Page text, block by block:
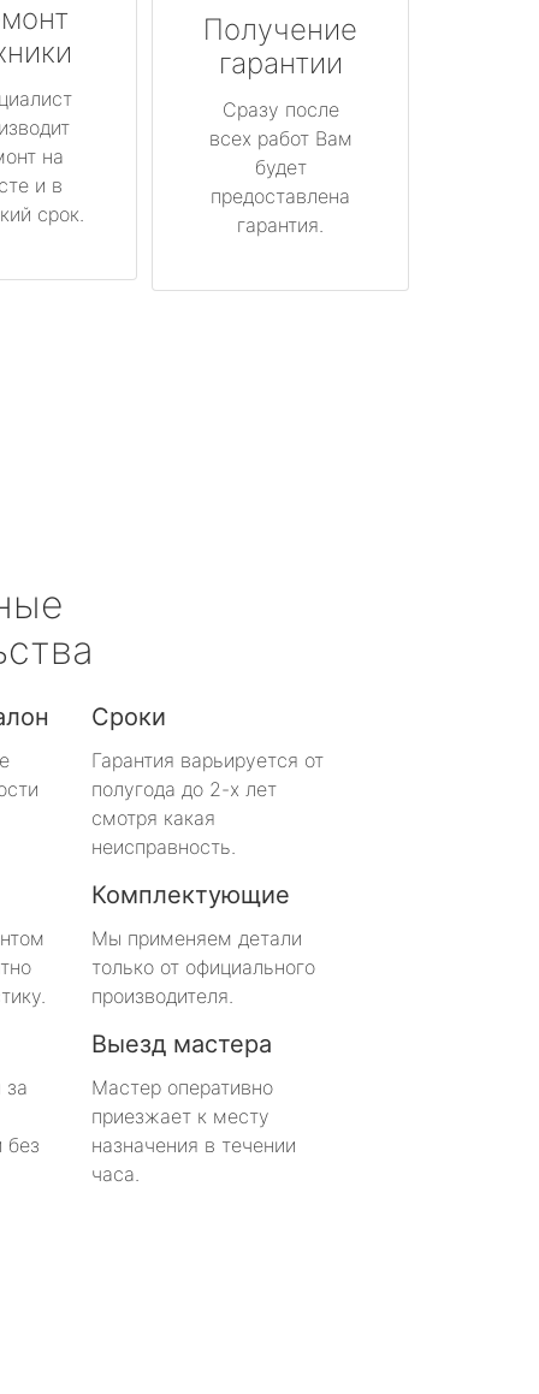
на
и в
срок.
Получение
гарантии
Сразу после
всех работ Вам
будет
предоставлена
гарантия.
Сроки
Гарантия варьируется от
полугода до 2-х лет
смотря какая
неисправность.
Комплектующие
Мы применяем детали
только от официального
производителя.
за
без
Выезд мастера
Мастер оперативно
приезжает к месту
назначения в течении
часа.